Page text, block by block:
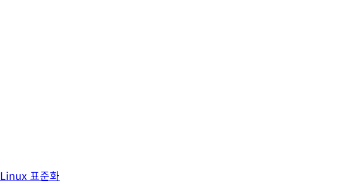
Linux 표준화